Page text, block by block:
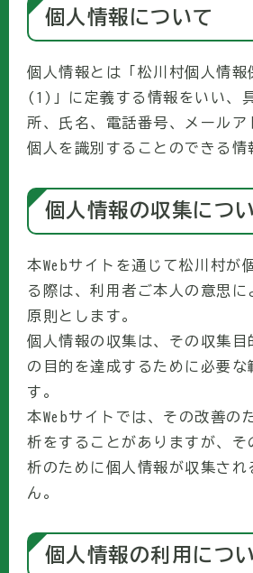
個人情報について
個人情報とは「松川村個人情報
(1)」に定義する情報をいい、
所、氏名、電話番号、メールア
個人を識別することのできる情
個人情報の収集につ
本Webサイトを通じて松川村が
る際は、利用者ご本人の意思に
原則とします。
個人情報の収集は、その収集目
の目的を達成するために必要な
す。
本Webサイトでは、その改善の
析をすることがありますが、そ
析のために個人情報が収集され
ん。
個人情報の利用につ